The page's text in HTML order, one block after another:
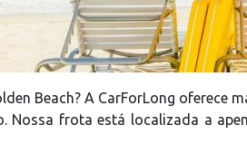
Beach? A CarForLong oferece
Nossa frota está localizada a